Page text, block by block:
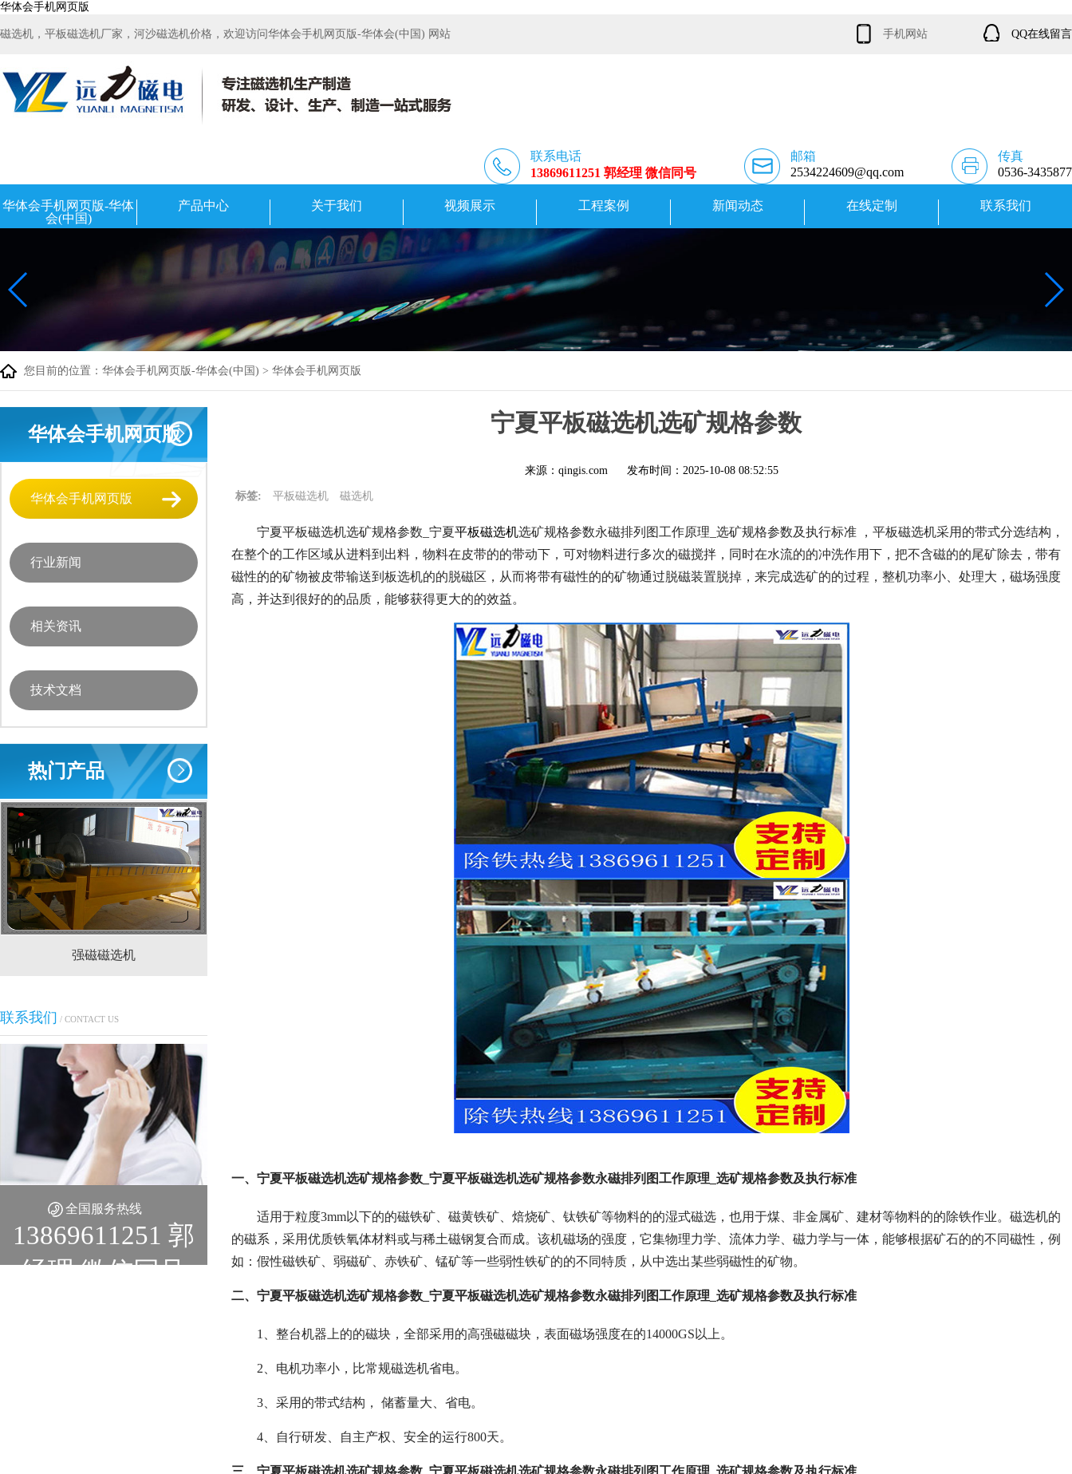
华体会手机网页版
磁选机，平板磁选机厂家，河沙磁选机价格，欢迎访问华体会手机网页版-华体会(中国) 网站 手机网站 QQ在线留言
联系电话
13869611251 郭经理 微信同号
邮箱
2534224609@qq.com
传真
0536-3435877
华体会手机网页版-华体
会(中国)
产品中心 关于我们 视频展示 工程案例 新闻动态 在线定制 联系我们
您目前的位置： 华体会手机网页版-华体会(中国) > 华体会手机网页版
华体会手机网页版
华体会手机网页版
行业新闻
相关资讯
技术文档
热门产品
强磁磁选机 稀土永磁辊式强磁选机 RCT系列全磁永磁滚筒
联系我们 / CONTACT US
全国服务热线
13869611251 郭
经理 微信同号
宁夏平板磁选机选矿规格参数
来源：qingis.com 发布时间： 2025-10-08 08:52:55
标签: 平板磁选机 磁选机
宁夏平板磁选机选矿规格参数_宁夏平板磁选机选矿规格参数永磁排列图工作原理_选矿规格参数及执行标准 ，平板磁选机采用的带式分选结构，
在整个的工作区域从进料到出料，物料在皮带的的带动下，可对物料进行多次的磁搅拌，同时在水流的的冲洗作用下，把不含磁的的尾矿除去，带有
磁性的的矿物被皮带输送到板选机的的脱磁区，从而将带有磁性的的矿物通过脱磁装置脱掉，来完成选矿的的过程，整机功率小、处理大，磁场强度
高，并达到很好的的品质，能够获得更大的的效益。
一、宁夏平板磁选机选矿规格参数_宁夏平板磁选机选矿规格参数永磁排列图工作原理_选矿规格参数及执行标准
适用于粒度3mm以下的的磁铁矿、磁黄铁矿、焙烧矿、钛铁矿等物料的的湿式磁选，也用于煤、非金属矿、建材等物料的的除铁作业。磁选机的
的磁系，采用优质铁氧体材料或与稀土磁钢复合而成。该机磁场的强度，它集物理力学、流体力学、磁力学与一体，能够根据矿石的的不同磁性，例
如：假性磁铁矿、弱磁矿、赤铁矿、锰矿等一些弱性铁矿的的不同特质，从中选出某些弱磁性的矿物。
二、宁夏平板磁选机选矿规格参数_宁夏平板磁选机选矿规格参数永磁排列图工作原理_选矿规格参数及执行标准
1、整台机器上的的磁块，全部采用的高强磁磁块，表面磁场强度在的14000GS以上。
2、电机功率小，比常规磁选机省电。
3、采用的带式结构， 储蓄量大、省电。
4、自行研发、自主产权、安全的运行800天。
三、宁夏平板磁选机选矿规格参数_宁夏平板磁选机选矿规格参数永磁排列图工作原理_选矿规格参数及执行标准